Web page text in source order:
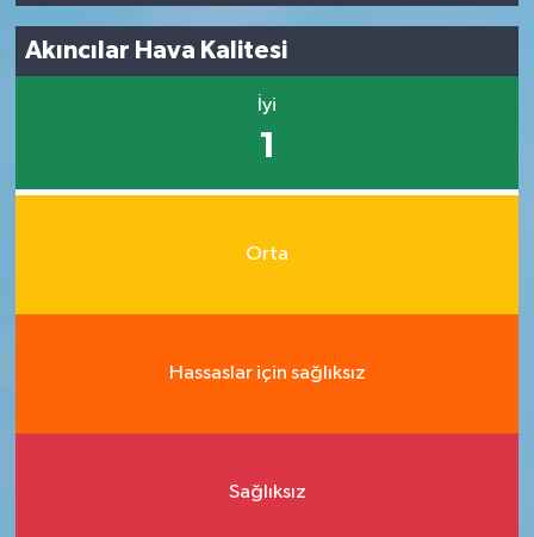
Akıncılar Hava Kalitesi
İyi
1
Orta
Hassaslar için sağlıksız
Sağlıksız